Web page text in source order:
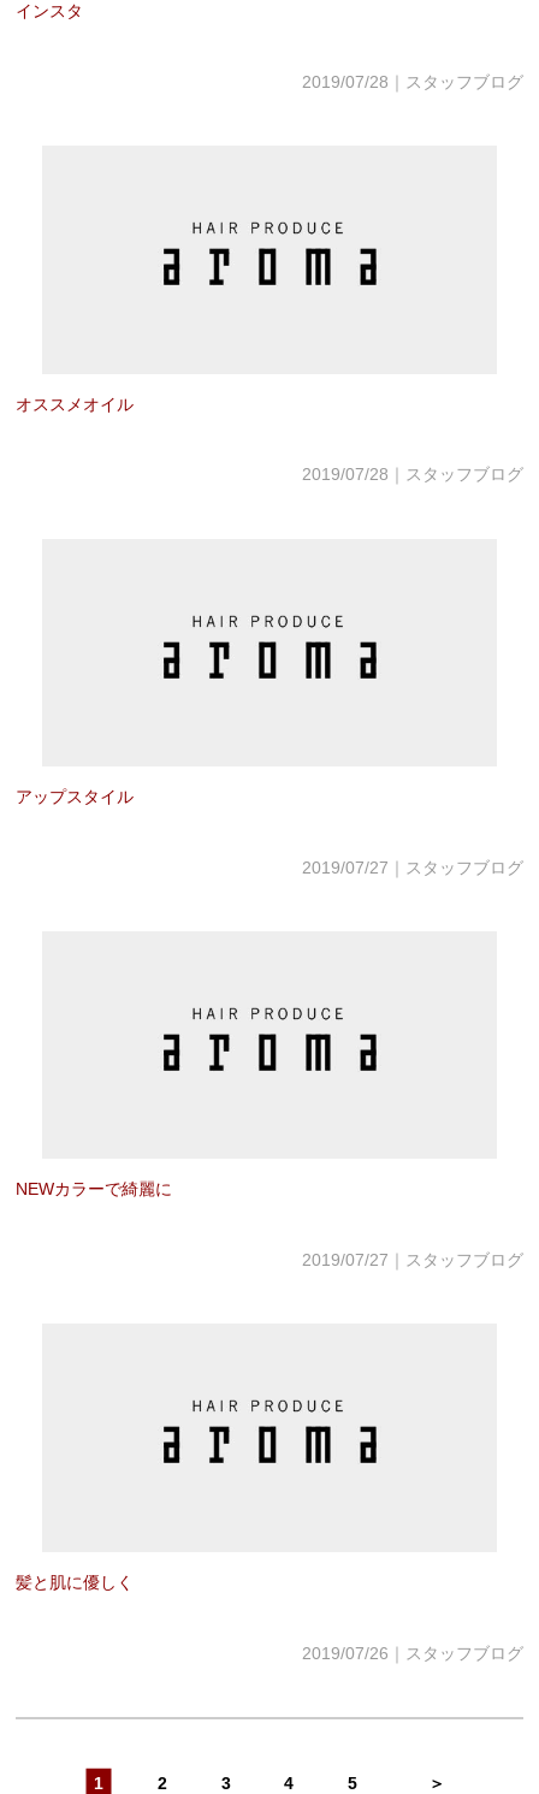
インスタ
2019/07/28｜スタッフブログ
オススメオイル
2019/07/28｜スタッフブログ
アップスタイル
2019/07/27｜スタッフブログ
NEWカラーで綺麗に
2019/07/27｜スタッフブログ
髪と肌に優しく
2019/07/26｜スタッフブログ
1 2 3 4 5 ＞